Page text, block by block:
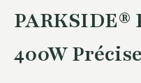
PARKSIDE®
400W Précise